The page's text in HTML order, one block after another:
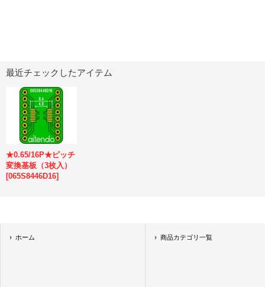
最近チェックしたアイテム
★0.65/16P★ピッチ
変換基板（3枚入）
[065S8446D16]
ホーム 商品カテゴリ一覧